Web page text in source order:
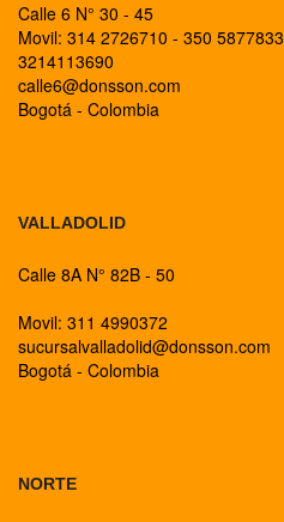
Calle 6 N° 30 - 45
Movil: 314 2726710 - 350 5877833
3214113690
calle6@donsson.com
Bogotá - Colombia
VALLADOLID
Calle 8A N° 82B - 50
Movil: 311 4990372
sucursalvalladolid@donsson.com
Bogotá - Colombia
NORTE